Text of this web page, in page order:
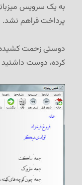
به یک سرویس
پرداخت فراهم نشد.
دوستی زحمت کشیده،
کرده، دوست داشتید